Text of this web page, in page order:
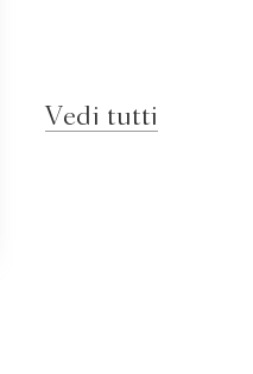
Vedi tutti